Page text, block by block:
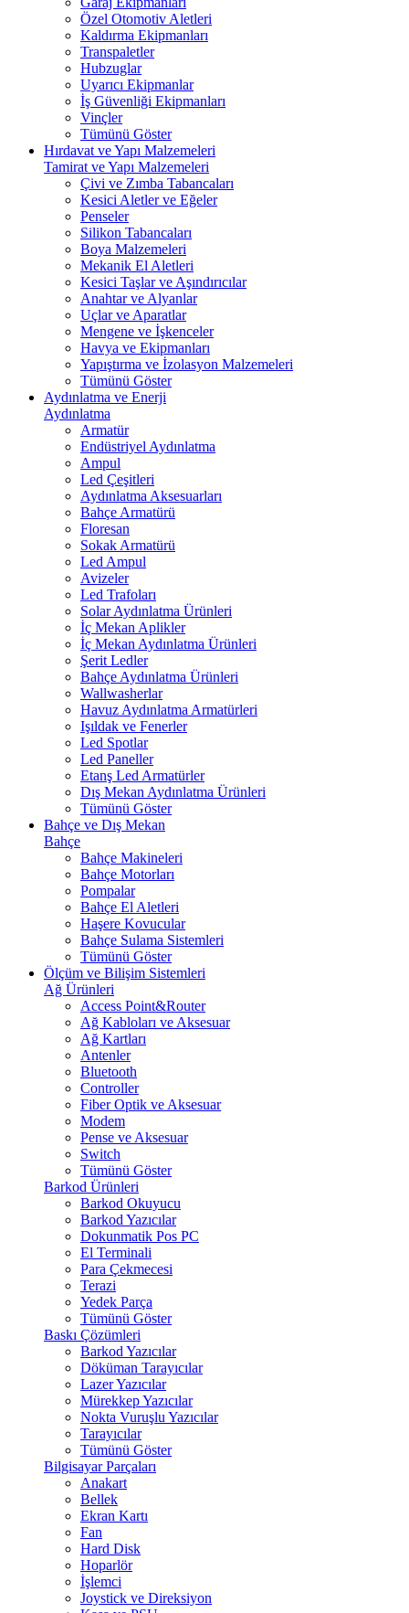
Özel Otomotiv Aletleri
Kaldırma Ekipmanları
Transpaletler
Hubzuglar
Uyarıcı Ekipmanlar
İş Güvenliği Ekipmanları
Vinçler
Tümünü Göster
Hırdavat ve Yapı Malzemeleri
Tamirat ve Yapı Malzemeleri
Çivi ve Zımba Tabancaları
Kesici Aletler ve Eğeler
Penseler
Silikon Tabancaları
Boya Malzemeleri
Mekanik El Aletleri
Kesici Taşlar ve Aşındırıcılar
Anahtar ve Alyanlar
Uçlar ve Aparatlar
Mengene ve İşkenceler
Havya ve Ekipmanları
Yapıştırma ve İzolasyon Malzemeleri
Tümünü Göster
Aydınlatma ve Enerji
Aydınlatma
Armatür
Endüstriyel Aydınlatma
Ampul
Led Çeşitleri
Aydınlatma Aksesuarları
Bahçe Armatürü
Floresan
Sokak Armatürü
Led Ampul
Avizeler
Led Trafoları
Solar Aydınlatma Ürünleri
İç Mekan Aplikler
İç Mekan Aydınlatma Ürünleri
Şerit Ledler
Bahçe Aydınlatma Ürünleri
Wallwasherlar
Havuz Aydınlatma Armatürleri
Işıldak ve Fenerler
Led Spotlar
Led Paneller
Etanş Led Armatürler
Dış Mekan Aydınlatma Ürünleri
Tümünü Göster
Bahçe ve Dış Mekan
Bahçe
Bahçe Makineleri
Bahçe Motorları
Pompalar
Bahçe El Aletleri
Haşere Kovucular
Bahçe Sulama Sistemleri
Tümünü Göster
Ölçüm ve Bilişim Sistemleri
Ağ Ürünleri
Access Point&Router
Ağ Kabloları ve Aksesuar
Ağ Kartları
Antenler
Bluetooth
Controller
Fiber Optik ve Aksesuar
Modem
Pense ve Aksesuar
Switch
Tümünü Göster
Barkod Ürünleri
Barkod Okuyucu
Barkod Yazıcılar
Dokunmatik Pos PC
El Terminali
Para Çekmecesi
Terazi
Yedek Parça
Tümünü Göster
Baskı Çözümleri
Barkod Yazıcılar
Döküman Tarayıcılar
Lazer Yazıcılar
Mürekkep Yazıcılar
Nokta Vuruşlu Yazıcılar
Tarayıcılar
Tümünü Göster
Bilgisayar Parçaları
Anakart
Bellek
Ekran Kartı
Fan
Hard Disk
Hoparlör
İşlemci
Joystick ve Direksiyon